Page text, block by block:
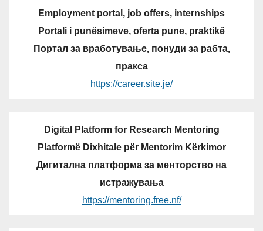
Employment portal, job offers, internships
Portali i punësimeve, oferta pune, praktikë
Портал за вработување, понуди за рабта,
пракса
https://career.site.je/
Digital Platform for Research Mentoring
Platformë Dixhitale për Mentorim Kërkimor
Дигитална платформа за менторство на
истражувања
https://mentoring.free.nf/